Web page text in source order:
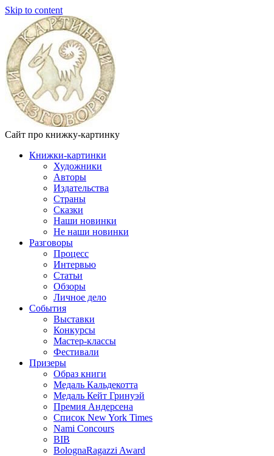
Skip to content
Сайт про книжку-картинку
Книжки-картинки
Художники
Авторы
Издательства
Страны
Сказки
Наши новинки
Не наши новинки
Разговоры
Процесс
Интервью
Статьи
Обзоры
Личное дело
События
Выставки
Конкурсы
Мастер-классы
Фестивали
Призеры
Образ книги
Медаль Кальдекотта
Медаль Кейт Гринуэй
Премия Андерсена
Список New York Times
Nami Concours
BIB
BolognaRagazzi Award